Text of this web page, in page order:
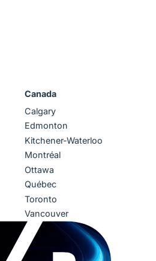
Canada
Calgary
Edmonton
Kitchener-Waterloo
Montréal
Ottawa
Québec
Toronto
Vancouver